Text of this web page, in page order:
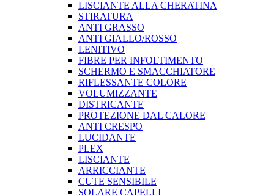
LISCIANTE ALLA CHERATINA
STIRATURA
ANTI GRASSO
ANTI GIALLO/ROSSO
LENITIVO
FIBRE PER INFOLTIMENTO
SCHERMO E SMACCHIATORE
RIFLESSANTE COLORE
VOLUMIZZANTE
DISTRICANTE
PROTEZIONE DAL CALORE
ANTI CRESPO
LUCIDANTE
PLEX
LISCIANTE
ARRICCIANTE
CUTE SENSIBILE
SOLARE CAPELLI